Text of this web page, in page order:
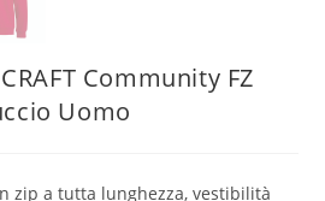
Community FZ
Uomo
zip a tutta lunghezza, vestibilità